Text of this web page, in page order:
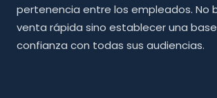
pertenencia entre los empleados. No
venta rápida sino establecer una
confianza con todas sus audiencias.